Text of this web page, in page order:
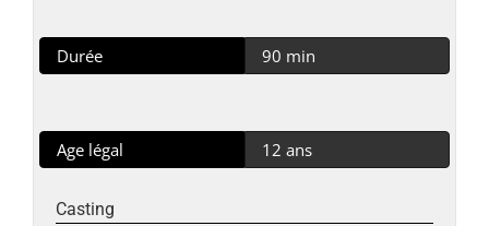
Durée 90 min
Age légal 12 ans
Casting